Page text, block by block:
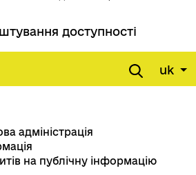
доступності
uk
адміністрація
на публічну інформацію